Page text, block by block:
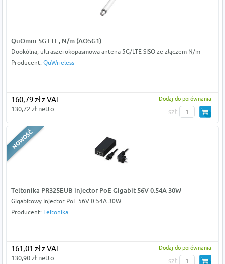
QuOmni 5G LTE, N/m (AO5G1)
Dookólna, ultraszerokopasmowa antena 5G/LTE SISO ze złączem N/m
Producent: QuWireless
160,79 zł z VAT
130,72 zł netto
Dodaj do porównania
szt
Teltonika PR325EUB injector PoE Gigabit 56V 0.54A 30W
Gigabitowy Injector PoE 56V 0.54A 30W
Producent: Teltonika
161,01 zł z VAT
130,90 zł netto
Dodaj do porównania
szt